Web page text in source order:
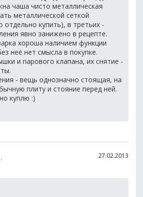
чаша чисто металлическая
металлической сеткой
купить), в третьих -
явно занижено в рецепте.
хороша наличием функции
неё нет смысла в покупке.
и парового клапана, их снятие -
- вещь однозначно стоящая, на
плиту и стояние перед ней.
куплю :)
27.02.2013